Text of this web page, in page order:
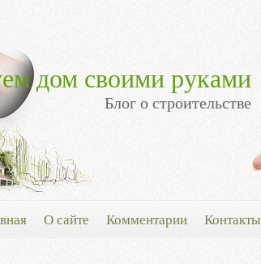
дом своими руками
Блог о строительстве
О сайте Комментарии Контакты